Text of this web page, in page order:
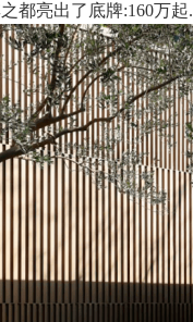
都亮出了底牌:160万起.